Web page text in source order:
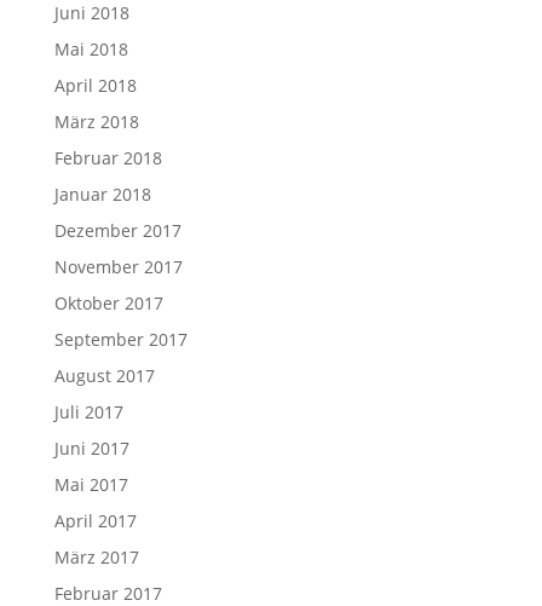
Juni 2018
Mai 2018
April 2018
März 2018
Februar 2018
Januar 2018
Dezember 2017
November 2017
Oktober 2017
September 2017
August 2017
Juli 2017
Juni 2017
Mai 2017
April 2017
März 2017
Februar 2017